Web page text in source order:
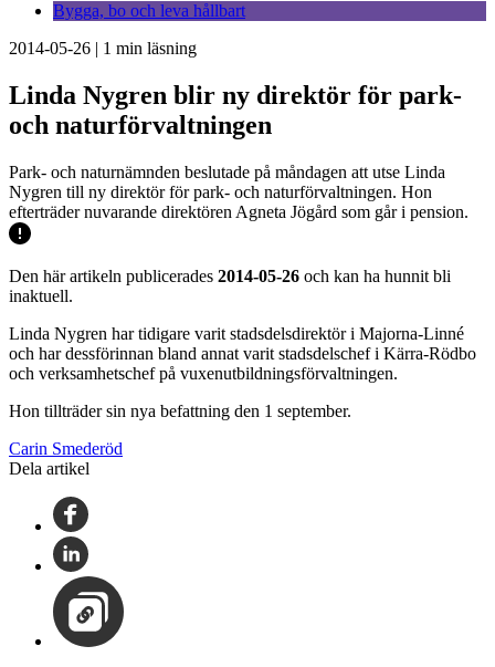
Bygga, bo och leva hållbart
2014-05-26 | 1 min läsning
Linda Nygren blir ny direktör för park-
och naturförvaltningen
Park- och naturnämnden beslutade på måndagen att utse Linda
Nygren till ny direktör för park- och naturförvaltningen. Hon
efterträder nuvarande direktören Agneta Jögård som går i pension.
Den här artikeln publicerades 2014-05-26 och kan ha hunnit bli
inaktuell.
Linda Nygren har tidigare varit stadsdelsdirektör i Majorna-Linné
och har dessförinnan bland annat varit stadsdelschef i Kärra-Rödbo
och verksamhetschef på vuxenutbildningsförvaltningen.
Hon tillträder sin nya befattning den 1 september.
Carin Smederöd
Dela artikel